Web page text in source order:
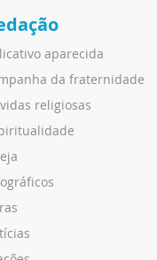
aparecida
da fraternidade
religiosas